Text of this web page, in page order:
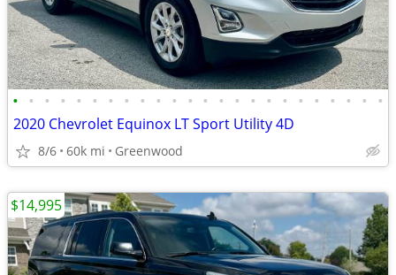
• • • • • • • • • • • • • • • • • • • • • • • •
2020 Chevrolet Equinox LT Sport Utility 4D
8/6 60k mi Greenwood
$14,995